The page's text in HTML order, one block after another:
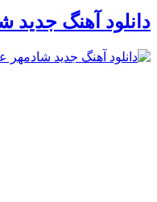
دانلود آهنگ جدید